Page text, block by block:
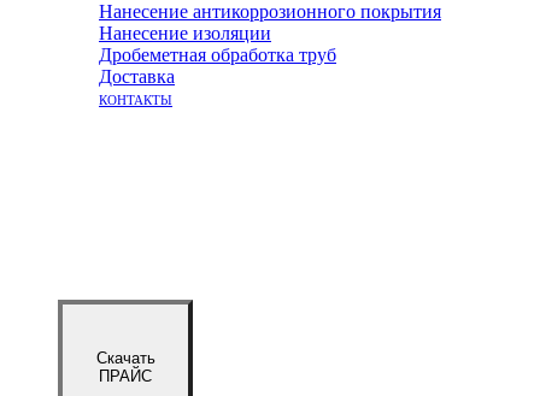
Нанесение антикоррозионного покрытия
Нанесение изоляции
Дробеметная обработка труб
Доставка
КОНТАКТЫ
Скачать
ПРАЙС